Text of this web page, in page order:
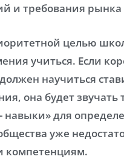
и требования рынка
целью
учиться. Если
научиться
она будет
навыки» для
уже
компетенциям.